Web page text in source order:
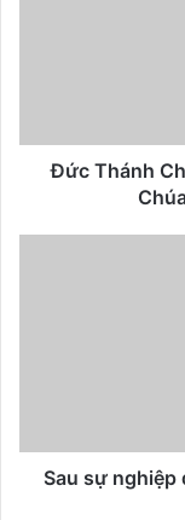
Đức Thánh
Sau sự nghiệp